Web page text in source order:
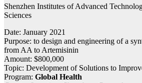
Shenzhen Institutes of Advanced
Sciences
Date: January 2021
Purpose: to design and engineering of a
from AA to Artemisinin
Amount: $800,000
Topic: Development of Solutions to
Program: Global Health